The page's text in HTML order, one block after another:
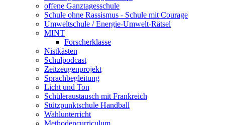
offene Ganztagesschule
Schule ohne Rassismus - Schule mit Courage
Umweltschule / Energie-Umwelt-Rätsel
MINT
Forscherklasse
Nistkästen
Schulpodcast
Zeitzeugenprojekt
Sprachbegleitung
Licht und Ton
Schüleraustausch mit Frankreich
Stützpunktschule Handball
Wahlunterricht
Methodencurriculum